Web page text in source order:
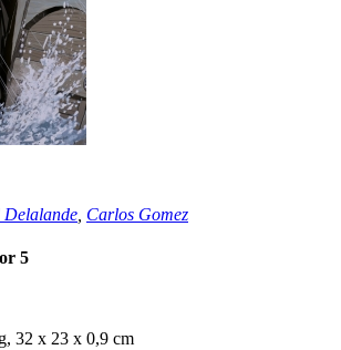
Carlos Gomez
5
32 x 23 x 0,9 cm